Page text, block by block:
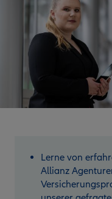
Lerne von
Allianz